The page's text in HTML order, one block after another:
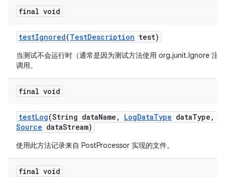
final void
testIgnored(TestDescription test)
当测试不会运行时（通常是因为测试方法使用 org.junit.Ignore 注
调用。
final void
testLog(String dataName , LogDataType dataType ,
Source dataStream)
使用此方法记录来自 PostProcessor 实现的文件。
final void